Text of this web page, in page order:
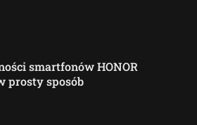
smartfonów HONOR
prosty sposób